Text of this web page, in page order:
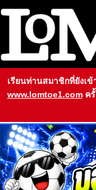
เรียนท่านสมาชิกที่ยังเข้
www.lomtoe1.com ค